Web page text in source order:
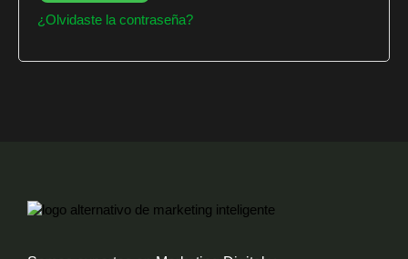
¿Olvidaste la contraseña?